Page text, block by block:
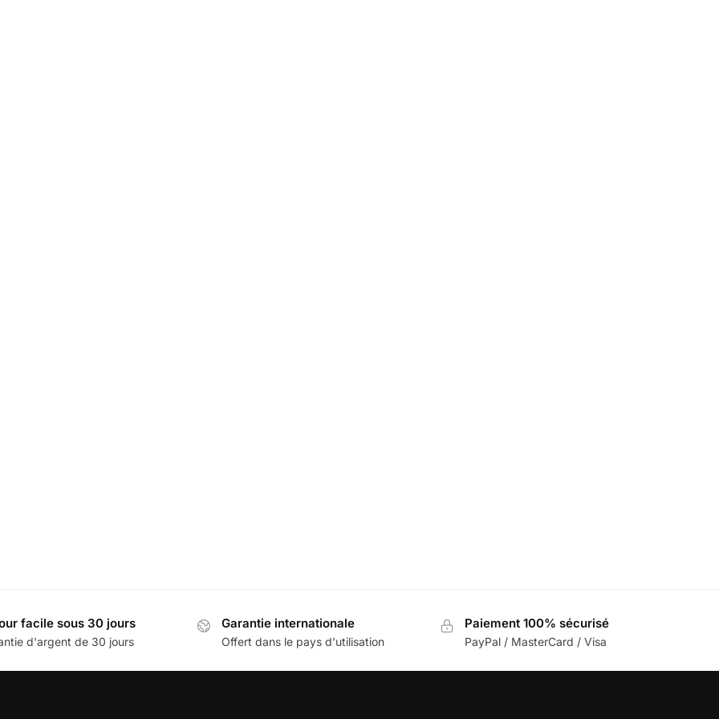
facile sous 30 jours
d'argent de 30 jours
Garantie internationale
Offert dans le pays d'utilisation
Paiement 100% sécurisé
PayPal / MasterCard / Visa